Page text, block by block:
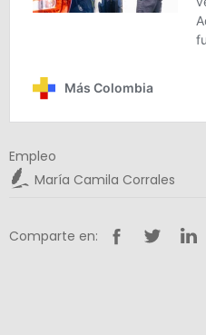
Empleo
María Camila Corrales
Comparte en: